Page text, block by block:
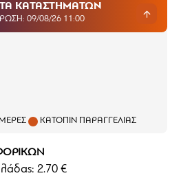
ΚΑΤΑΣΤΗΜΑΤΩΝ
09/08/26 11:00
ΚΑΤΌΠΙΝ ΠΑΡΑΓΓΕΛΊΑΣ
2.70 €